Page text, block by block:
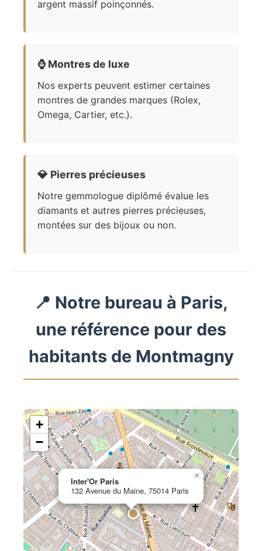
argent massif poinçonnés.
⌚ Montres de luxe
Nos experts peuvent estimer certaines
montres de grandes marques (Rolex,
Omega, Cartier, etc.).
💎 Pierres précieuses
Notre gemmologue diplômé évalue les
diamants et autres pierres précieuses,
montées sur des bijoux ou non.
📍 Notre bureau à Paris,
une référence pour des
habitants de Montmagny
Inter'Or Paris
132 Avenue du Maine, 75014 Paris
×
+
−